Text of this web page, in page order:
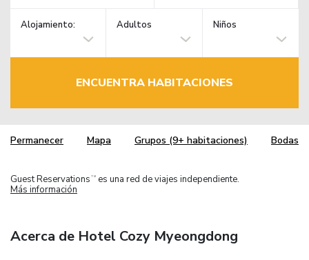
Alojamiento: Adultos Niños
ENCUENTRA HABITACIONES
Permanecer Mapa Grupos (9+ habitaciones) Bodas
Guest Reservations TM
es una red de viajes independiente.
Más información
Acerca de Hotel Cozy Myeongdong